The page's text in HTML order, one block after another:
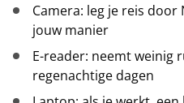
Camera: leg je reis door
jouw manier
E-reader: neemt weinig
regenachtige dagen